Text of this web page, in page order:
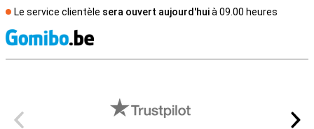
Le service clientèle sera ouvert aujourd'huià 09.00 heures